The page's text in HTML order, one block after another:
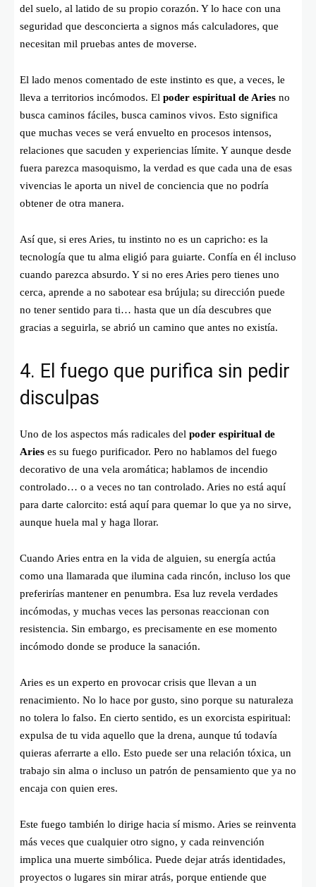
del suelo, al latido de su propio corazón. Y lo hace con una
seguridad que desconcierta a signos más calculadores, que
necesitan mil pruebas antes de moverse.
El lado menos comentado de este instinto es que, a veces, le
lleva a territorios incómodos. El poder espiritual de Aries no
busca caminos fáciles, busca caminos vivos. Esto significa
que muchas veces se verá envuelto en procesos intensos,
relaciones que sacuden y experiencias límite. Y aunque desde
fuera parezca masoquismo, la verdad es que cada una de esas
vivencias le aporta un nivel de conciencia que no podría
obtener de otra manera.
Así que, si eres Aries, tu instinto no es un capricho: es la
tecnología que tu alma eligió para guiarte. Confía en él incluso
cuando parezca absurdo. Y si no eres Aries pero tienes uno
cerca, aprende a no sabotear esa brújula; su dirección puede
no tener sentido para ti… hasta que un día descubres que
gracias a seguirla, se abrió un camino que antes no existía.
4. El fuego que purifica sin pedir
disculpas
Uno de los aspectos más radicales del poder espiritual de
Aries es su fuego purificador. Pero no hablamos del fuego
decorativo de una vela aromática; hablamos de incendio
controlado… o a veces no tan controlado. Aries no está aquí
para darte calorcito: está aquí para quemar lo que ya no sirve,
aunque huela mal y haga llorar.
Cuando Aries entra en la vida de alguien, su energía actúa
como una llamarada que ilumina cada rincón, incluso los que
preferirías mantener en penumbra. Esa luz revela verdades
incómodas, y muchas veces las personas reaccionan con
resistencia. Sin embargo, es precisamente en ese momento
incómodo donde se produce la sanación.
Aries es un experto en provocar crisis que llevan a un
renacimiento. No lo hace por gusto, sino porque su naturaleza
no tolera lo falso. En cierto sentido, es un exorcista espiritual:
expulsa de tu vida aquello que la drena, aunque tú todavía
quieras aferrarte a ello. Esto puede ser una relación tóxica, un
trabajo sin alma o incluso un patrón de pensamiento que ya no
encaja con quien eres.
Este fuego también lo dirige hacia sí mismo. Aries se reinventa
más veces que cualquier otro signo, y cada reinvención
implica una muerte simbólica. Puede dejar atrás identidades,
proyectos o lugares sin mirar atrás, porque entiende que